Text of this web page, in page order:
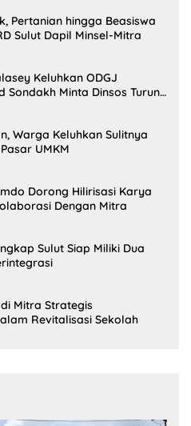
Pertanian hingga Beasiswa
Sulut Dapil Minsel-Mitra
Keluhkan ODGJ
Sondakh Minta Dinsos Turun
Warga Keluhkan Sulitnya
UMKM
Dorong Hilirisasi Karya
Dengan Mitra
Sulut Siap Miliki Dua
Mitra Strategis
Revitalisasi Sekolah